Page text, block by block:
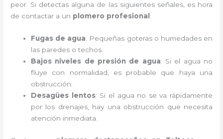
peor. Si detectas alguna de las siguientes señales, es hora
de contactar a un plomero profesional :
Fugas de agua: Pequeñas goteras o humedades en
las paredes o techos.
Bajos niveles de presión de agua: Si el agua no
fluye con normalidad, es probable que haya una
obstrucción.
Desagües lentos: Si el agua no se va rápidamente
por los drenajes, hay una obstrucción que necesita
atención inmediata.